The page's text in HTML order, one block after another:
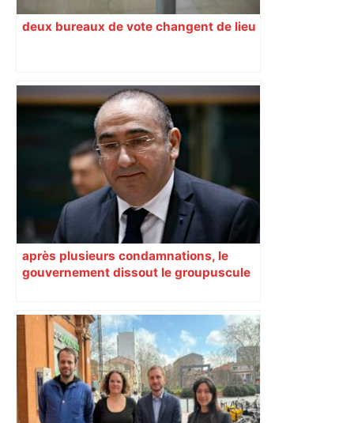
deux bureaux de vote changent de lieu
après plusieurs condamnations, le
gouvernement dissout le groupuscule